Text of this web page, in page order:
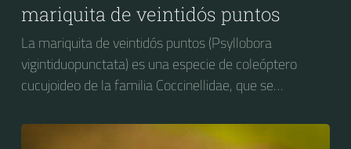
mariquita de veintidós puntos
La mariquita de veintidós puntos (Psyllobora
vigintiduopunctata) es una especie de coleóptero
cucujoideo de la familia Coccinellidae, que se